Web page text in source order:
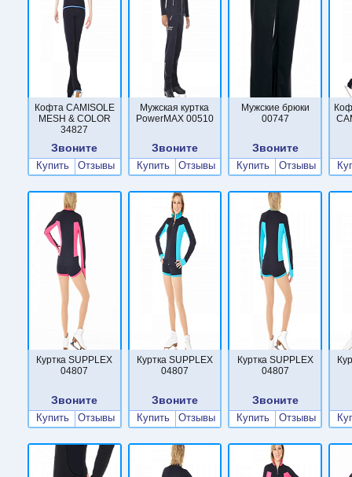
Кофта CAMISOLE
MESH & COLOR
34827
Звоните
Купить Отзывы
Мужская куртка
PowerMAX 00510
Звоните
Купить Отзывы
Мужские брюки
00747
Звоните
Купить Отзывы
Куртка SUPPLEX
04807
Звоните
Купить Отзывы
Куртка SUPPLEX
04807
Звоните
Купить Отзывы
Куртка SUPPLEX
04807
Звоните
Купить Отзывы